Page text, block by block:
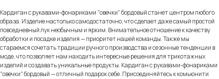
Кардиган с рукавами-фонариками "овечки" бордовый станет центром любого
образа. Изделие настолько самодостаточно, что сделает даже самый простой
повседневный лук необычным и ярким. Внимательное отношение к качеству
обработки и посадке изделия — приоритет нашей команды. Также мы
стараемся сочетать традиции ручного производства и сезонные тенденции в
моде, что позволяет нам находить интересные решения для трикотажных
изделий и создавать уникальные продукты. Кардиган с рукавами-фонариками
"овечки" бордовый — отличный подарок себе. Присоединяйтесь к комьюнити